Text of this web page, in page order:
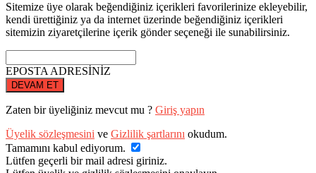
Sitemize üye olarak beğendiğiniz içerikleri favorilerinize ekleyebilir,
kendi ürettiğiniz ya da internet üzerinde beğendiğiniz içerikleri
sitemizin ziyaretçilerine içerik gönder seçeneği ile sunabilirsiniz.
EPOSTA ADRESİNİZ
DEVAM ET
Zaten bir üyeliğiniz mevcut mu ? Giriş yapın
Üyelik sözleşmesini ve Gizlilik şartlarını okudum.
Tamamını kabul ediyorum.
Lütfen geçerli bir mail adresi giriniz.